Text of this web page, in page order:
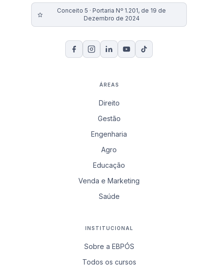
Conceito 5 · Portaria Nº 1.201, de 19 de
Dezembro de 2024
ÁREAS
Direito
Gestão
Engenharia
Agro
Educação
Venda e Marketing
Saúde
INSTITUCIONAL
Sobre a EBPÓS
Todos os cursos